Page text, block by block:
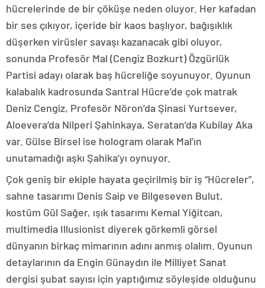
hücrelerinde de bir çöküşe neden oluyor. Her kafadan
bir ses çıkıyor, içeride bir kaos başlıyor, bağışıklık
düşerken virüsler savaşı kazanacak gibi oluyor,
sonunda Profesör Mal (Cengiz Bozkurt) Özgürlük
Partisi adayı olarak baş hücreliğe soyunuyor. Oyunun
kalabalık kadrosunda Santral Hücre’de çok matrak
Deniz Cengiz, Profesör Nöron’da Şinasi Yurtsever,
Aloevera’da Nilperi Şahinkaya, Seratan’da Kubilay Aka
var. Gülse Birsel ise hologram olarak Mal’ın
unutamadığı aşkı Şahika’yı oynuyor.
Çok geniş bir ekiple hayata geçirilmiş bir iş “Hücreler”,
sahne tasarımı Denis Saip ve Bilgeseven Bulut,
kostüm Gül Sağer, ışık tasarımı Kemal Yiğitcan,
multimedia Illusionist diyerek görkemli görsel
dünyanın birkaç mimarının adını anmış olalım. Oyunun
detaylarının da Engin Günaydın ile Milliyet Sanat
dergisi şubat sayısı için yaptığımız söyleşide olduğunu